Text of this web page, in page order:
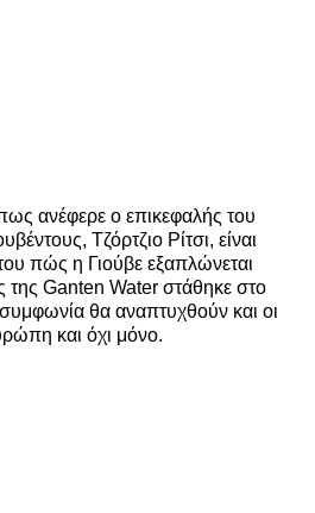
ανέφερε ο επικεφαλής του
Τζόρτζιο Ρίτσι, είναι
πώς η Γιούβε εξαπλώνεται
Ganten Water στάθηκε στο
θα αναπτυχθούν και οι
και όχι μόνο.